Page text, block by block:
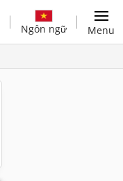
Ngôn ngữ Menu